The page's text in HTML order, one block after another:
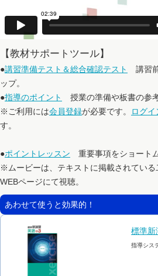
【教材サポートツール】
●講習準備テスト＆総合確認テスト
講習
ップ。
●指導のポイント
授業の準備や板書の参
※ご利用には会員登録が必要です。 ログイ
す。
●ポイントレッスン 重要事項をショート
※ムービーは、テキストに掲載されている
WEBページにて視聴。
あわせて使うと効果的！
標準
指導シス